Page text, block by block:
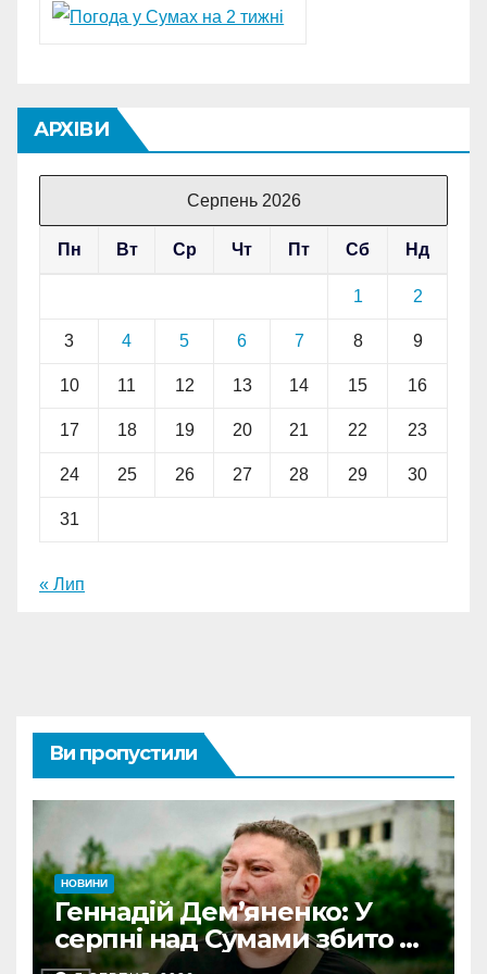
АРХІВИ
Серпень 2026
Пн Вт Ср Чт Пт Сб Нд
1 2
3 4 5 6 7 8 9
10 11 12 13 14 15 16
17 18 19 20 21 22 23
24 25 26 27 28 29 30
31
« Лип
Ви пропустили
НОВИНИ
Геннадій Дем’яненко: У
серпні над Сумами збито 6
КАБів